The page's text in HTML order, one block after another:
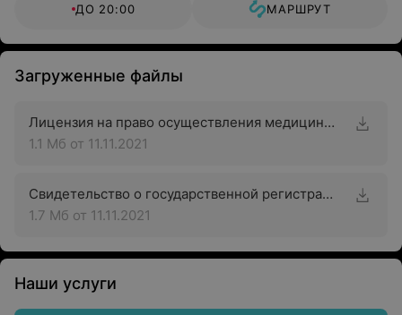
ДО 20:00 МАРШРУТ
Загруженные файлы
Лицензия на право осуществления медицинской деятельности
1.1 Мб от 11.11.2021
Свидетельство о государственной регистрации
1.7 Мб от 11.11.2021
Наши услуги